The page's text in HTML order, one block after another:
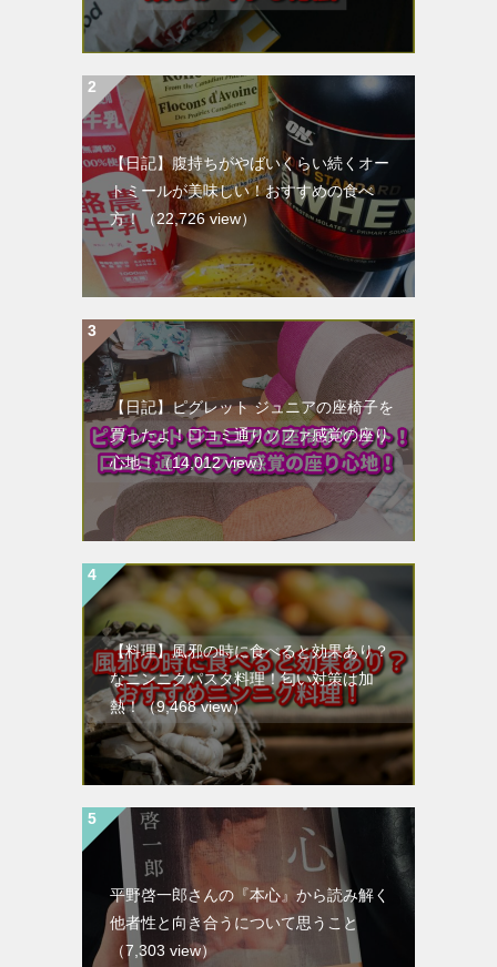
【日記】腹持ちがやばいくらい続くオー
トミールが美味しい！おすすめの食べ
方！
（22,726 view）
【日記】ピグレット ジュニアの座椅子を
買ったよ！口コミ通りソファ感覚の座り
心地！（14,012 view）
【料理】風邪の時に食べると効果あり？
なニンニクパスタ料理！匂い対策は加
熱！（9,468 view）
平野啓一郎さんの『本心』から読み解く
他者性と向き合うについて思うこと
（7,303 view）